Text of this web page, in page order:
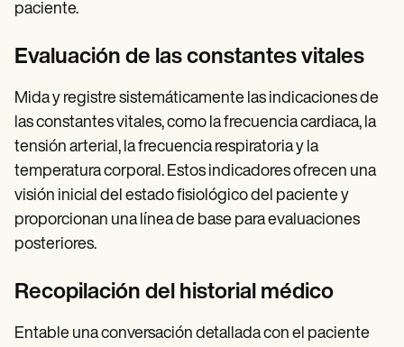
paciente.
Evaluación de las constantes vitales
Mida y registre sistemáticamente las indicaciones de
las constantes vitales, como la frecuencia cardiaca, la
tensión arterial, la frecuencia respiratoria y la
temperatura corporal. Estos indicadores ofrecen una
visión inicial del estado fisiológico del paciente y
proporcionan una línea de base para evaluaciones
posteriores.
Recopilación del historial médico
Entable una conversación detallada con el paciente